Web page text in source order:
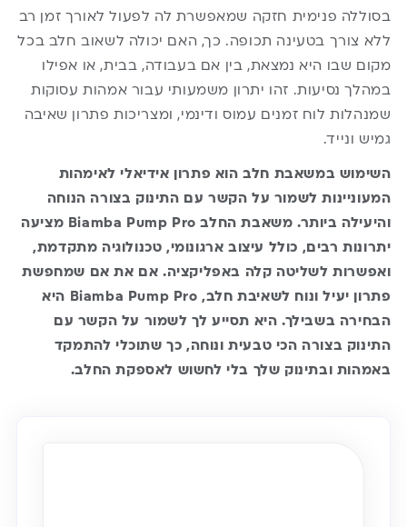
בסוללה פנימית חזקה שמאפשרת לה לפעול לאורך זמן רב
ללא צורך בטעינה תכופה. כך, האם יכולה לשאוב חלב בכל
מקום שבו היא נמצאת, בין אם בעבודה, בבית, או אפילו
במהלך נסיעות. זהו יתרון משמעותי עבור אמהות עסוקות
שמנהלות לוח זמנים עמוס ודינמי, ומצריכות פתרון שאיבה
גמיש ונייד.
השימוש במשאבת חלב הוא פתרון אידיאלי לאימהות
המעוניינות לשמור על הקשר עם התינוק בצורה הנוחה
והיעילה ביותר. משאבת החלב Biamba Pump Pro מציעה
יתרונות רבים, כולל עיצוב ארגונומי, טכנולוגיה מתקדמת,
ואפשרות לשליטה קלה באפליקציה. אם את אם שמחפשת
פתרון יעיל ונוח לשאיבת חלב, Biamba Pump Pro היא
הבחירה בשבילך. היא תסייע לך לשמור על הקשר עם
התינוק בצורה הכי טבעית ונוחה, כך שתוכלי להתמקד
באמהות ובתינוק שלך בלי לחשוש לאספקת החלב.